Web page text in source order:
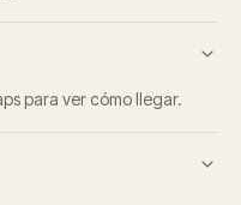
para ver cómo llegar.